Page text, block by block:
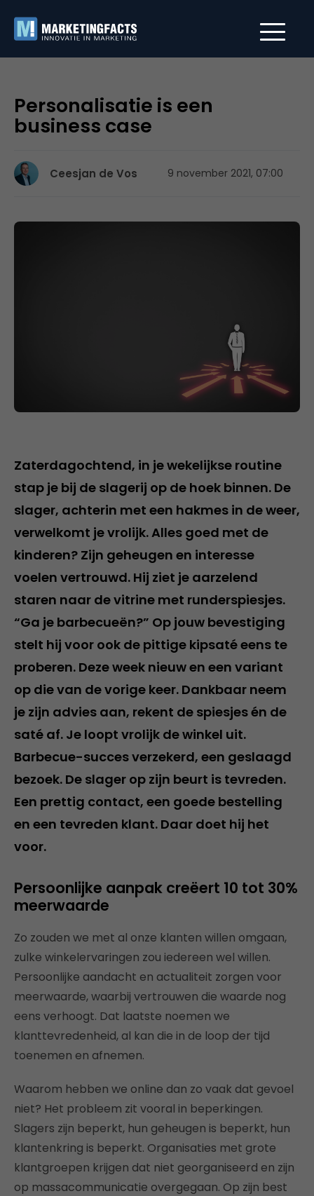
Personalisatie is een
business case
Ceesjan de Vos 9 november 2021, 07:00
Zaterdagochtend, in je wekelijkse routine
stap je bij de slagerij op de hoek binnen. De
slager, achterin met een hakmes in de weer,
verwelkomt je vrolijk. Alles goed met de
kinderen? Zijn geheugen en interesse
voelen vertrouwd. Hij ziet je aarzelend
staren naar de vitrine met runderspiesjes.
“Ga je barbecueën?” Op jouw bevestiging
stelt hij voor ook de pittige kipsaté eens te
proberen. Deze week nieuw en een variant
op die van de vorige keer. Dankbaar neem
je zijn advies aan, rekent de spiesjes én de
saté af. Je loopt vrolijk de winkel uit.
Barbecue-succes verzekerd, een geslaagd
bezoek. De slager op zijn beurt is tevreden.
Een prettig contact, een goede bestelling
en een tevreden klant. Daar doet hij het
voor.
Persoonlijke aanpak creëert 10 tot 30%
meerwaarde
Zo zouden we met al onze klanten willen omgaan,
zulke winkelervaringen zou iedereen wel willen.
Persoonlijke aandacht en actualiteit zorgen voor
meerwaarde, waarbij vertrouwen die waarde nog
eens verhoogt. Dat laatste noemen we
klanttevredenheid, al kan die in de loop der tijd
toenemen en afnemen.
Waarom hebben we online dan zo vaak dat gevoel
niet? Het probleem zit vooral in beperkingen.
Slagers zijn beperkt, hun geheugen is beperkt, hun
klantenkring is beperkt. Organisaties met grote
klantgroepen krijgen dat niet georganiseerd en zijn
op massacommunicatie overgegaan. Op zijn best